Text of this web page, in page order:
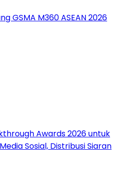
GSMA M360 ASEAN 2026
Awards 2026 untuk
Sosial, Distribusi Siaran